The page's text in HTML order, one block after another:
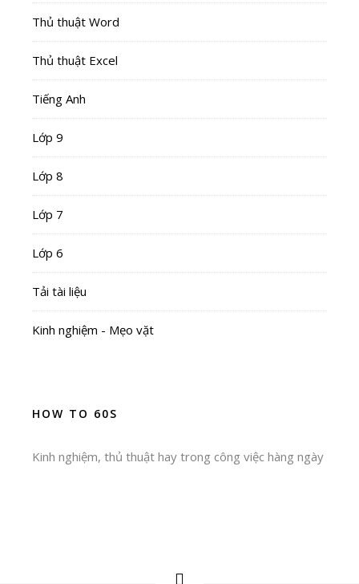
Thủ thuật Word
Thủ thuật Excel
Tiếng Anh
Lớp 9
Lớp 8
Lớp 7
Lớp 6
Tải tài liệu
Kinh nghiệm - Mẹo vặt
HOW TO 60S
Kinh nghiệm, thủ thuật hay trong công việc hàng ngày